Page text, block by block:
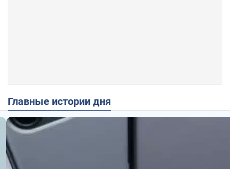
Главные истории дня